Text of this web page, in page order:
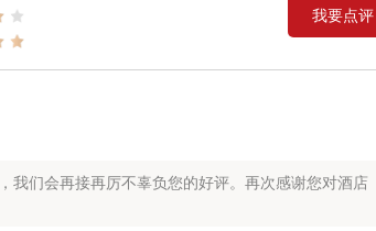
我要点评
我们会再接再厉不辜负您的好评。再次感谢您对酒店